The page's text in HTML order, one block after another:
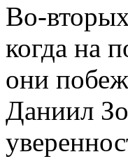
Во-
когда на
они
Даниил